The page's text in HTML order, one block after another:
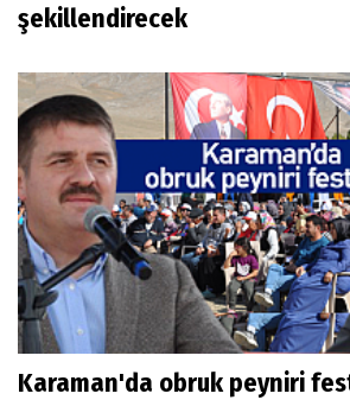
şekillendirecek
Karaman'da obruk peyniri